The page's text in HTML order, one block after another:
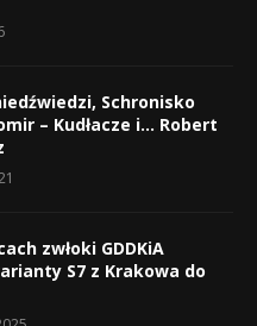
Schronisko
– Kudłacze i… Robert
zwłoki GDDKiA
S7 z Krakowa do